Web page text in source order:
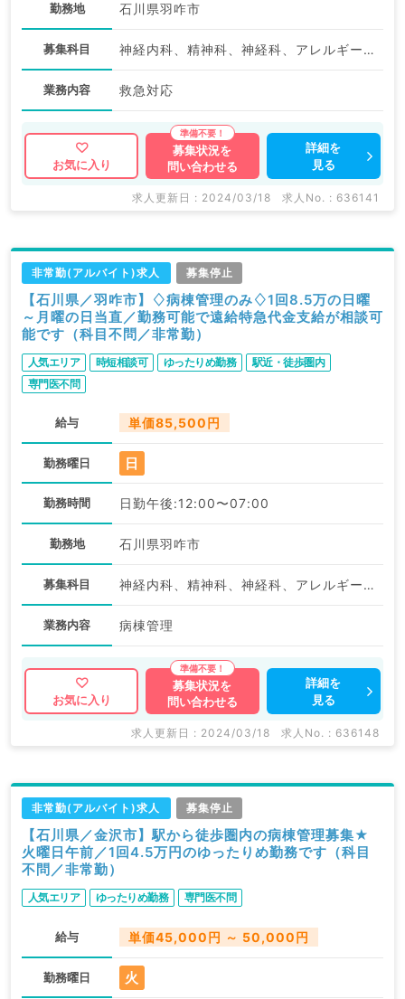
勤務地 石川県羽咋市
募集科目 神経内科、精神科、神経科、アレルギー科、リウマチ科、小児科、整形外科、形成外科、美容外科、脳神経外科、呼吸器外科、心臓血管外科、小児外科、皮膚科、泌尿器科、産婦人科、産科、婦人科、眼科、耳鼻咽喉科、気管食道科、放射線科、リハビリテーション科、麻酔科、ペインクリニック、人工透析科、緩和ケア科、一般内科、循環器内科、呼吸器内科、消化器内科、内分泌・代謝内科、腎臓内科、老年内科、血液内科、外科系全般、一般外科、消化器外科、乳腺外科、総合診療科、美容皮膚科、健診・人間ドック、救急科・ＩＣＵ、病理科、基礎医学系、膠原病科、スポーツ整形外科、大腸・肛門外科、その他、産業医
業務内容 救急対応
お気に入り
募集状況を
問い合わせる
詳細を
見る
求人更新日 : 2024/03/18 求人No. : 636141
非常勤(アルバイト)求人 募集停止
【石川県／羽咋市】♢病棟管理のみ♢1回8.5万の日曜
～月曜の日当直／勤務可能で遠給特急代金支給が相談可
能です（科目不問／非常勤）
人気エリア 時短相談可 ゆったりめ勤務
駅近・徒歩圏内
専門医不問
給与 単価85,500円
勤務曜日 日
勤務時間 日勤午後:12:00〜07:00
勤務地 石川県羽咋市
募集科目 神経内科、精神科、神経科、アレルギー科、リウマチ科、小児科、整形外科、形成外科、美容外科、脳神経外科、呼吸器外科、心臓血管外科、小児外科、皮膚科、泌尿器科、産婦人科、産科、婦人科、眼科、耳鼻咽喉科、気管食道科、放射線科、リハビリテーション科、麻酔科、ペインクリニック、人工透析科、緩和ケア科、一般内科、循環器内科、呼吸器内科、消化器内科、内分泌・代謝内科、腎臓内科、老年内科、血液内科、外科系全般、一般外科、消化器外科、乳腺外科、総合診療科、美容皮膚科、健診・人間ドック、救急科・ＩＣＵ、病理科、基礎医学系、膠原病科、スポーツ整形外科、大腸・肛門外科、その他、産業医
業務内容 病棟管理
お気に入り
募集状況を
問い合わせる
詳細を
見る
求人更新日 : 2024/03/18 求人No. : 636148
非常勤(アルバイト)求人 募集停止
【石川県／金沢市】駅から徒歩圏内の病棟管理募集★
火曜日午前／1回4.5万円のゆったりめ勤務です（科目
不問／非常勤）
人気エリア ゆったりめ勤務 専門医不問
給与 単価45,000円 ～ 50,000円
勤務曜日 火